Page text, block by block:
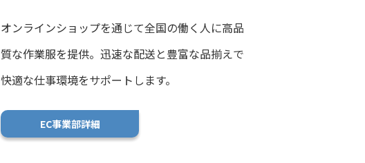
オンラインショップを通じて全国の働く人に高品
質な作業服を提供。迅速な配送と豊富な品揃えで
快適な仕事環境をサポートします。
EC事業部詳細